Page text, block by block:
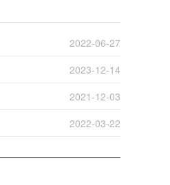
2022-06-27
2023-12-14
2021-12-03
2022-03-22